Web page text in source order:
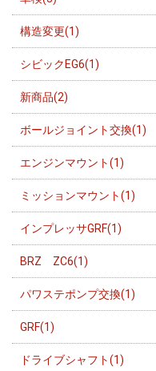
構造変更(1)
シビックEG6(1)
新商品(2)
ボールジョイント交換(1)
エンジンマウント(1)
ミッションマウント(1)
インプレッサGRF(1)
BRZ ZC6(1)
パワステポンプ交換(1)
GRF(1)
ドライブシャフト(1)